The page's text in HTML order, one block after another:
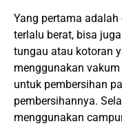
Yang pertama
terlalu berat, bisa
tungau atau kotoran
menggunakan
untuk pembersihan
pembersihannya.
menggunakan